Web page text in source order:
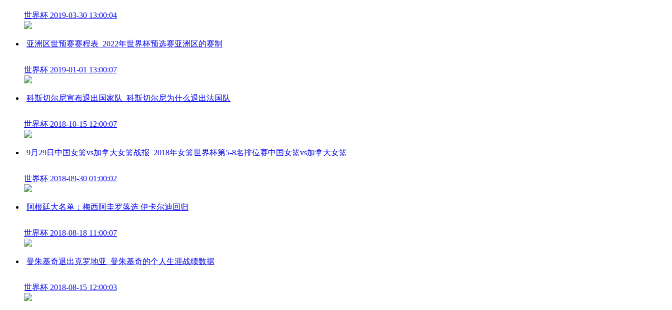
世界杯 2019-03-30 13:00:04
亚洲区世预赛赛程表_2022年世界杯预选赛亚洲区的赛制
世界杯 2019-01-01 13:00:07
科斯切尔尼宣布退出国家队_科斯切尔尼为什么退出法国队
世界杯 2018-10-15 12:00:07
9月29日中国女篮vs加拿大女篮战报_2018年女篮世界杯第5-8名排位赛中国女篮vs加拿大女篮
世界杯 2018-09-30 01:00:02
阿根廷大名单：梅西阿圭罗落选 伊卡尔迪回归
世界杯 2018-08-18 11:00:07
曼朱基奇退出克罗地亚_曼朱基奇的个人生涯战绩数据
世界杯 2018-08-15 12:00:03